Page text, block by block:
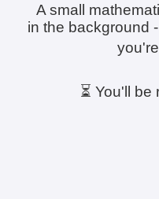
A small
in the background
⏳ You'll